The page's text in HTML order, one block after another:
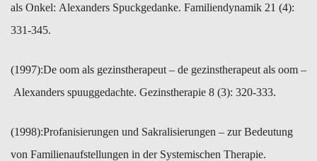
als Onkel: Alexanders Spuckgedanke. Familiendynamik 21 (4):
331-345.
(1997):​De oom als gezinstherapeut – de gezinstherapeut als oom –
Alexanders spuuggedachte. Gezinstherapie 8 (3): 320-333.
(1998):​Profanisierungen und Sakralisierungen – zur Bedeutung
von Familienaufstellungen in der Systemischen Therapie.